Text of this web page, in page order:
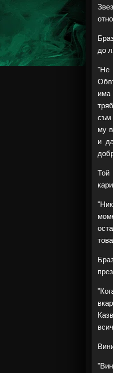
до
"Не
съм
му
и
Той